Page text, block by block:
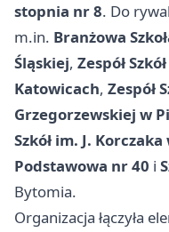
stopnia nr 8. Do
m.in. Branżowa
Śląskiej, Zespół
Katowicach, Zespół
Grzegorzewskiej w
Szkół im. J.
Podstawowa nr 40 i
Bytomia.
Organizacja łączyła